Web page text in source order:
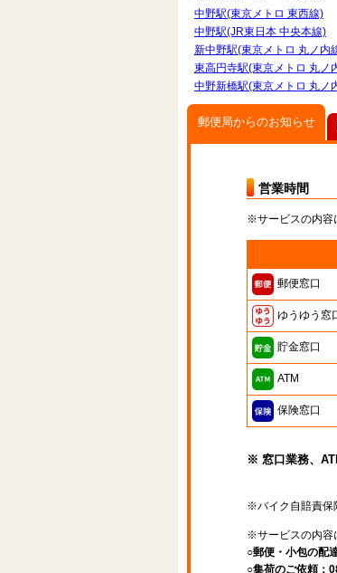
中野駅(東京メトロ 東西線)
中野駅(JR東日本 中央本線)
新中野駅(東京メトロ 丸ノ内
東高円寺駅(東京メトロ 丸ノ
中野新橋駅(東京メトロ 丸ノ
郵便局からのお知らせ
営業時間
※サービスの内容
郵便窓口
ゆうゆう窓
貯金窓口
ATM
保険窓口
※ 窓口業務、
※バイク自賠責保
※サービスの内容
○郵便・小包の配
○集荷のご依頼：